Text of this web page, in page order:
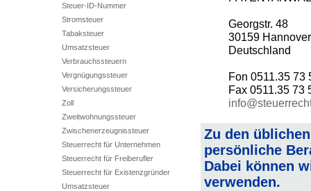
Steuer-ID-Nummer
Stromsteuer
Tabaksteuer
Umsatzsteuer
Verbrauchssteuern
Vergnügungssteuer
Versicherungssteuer
Zoll
Zweitwohnungssteuer
Zwischenerzeugnissteuer
Steuerrecht für Unternehmen
Steuerrecht für Freiberufler
Steuerrecht für Existenzgründer
Umsatzsteuer
Georgstr. 48
30159
Deutschland
Fon 0511.35 73
Fax 0511.35 73
Zu den
persönliche
Dabei können
verwenden.